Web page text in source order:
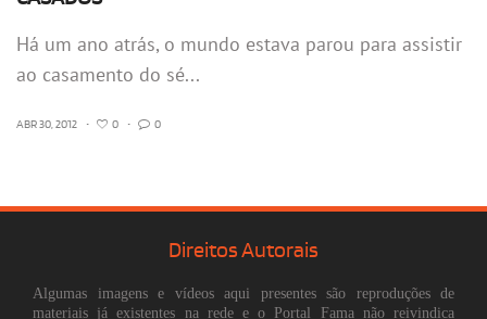
Há um ano atrás, o mundo estava parou para assistir
ao casamento do sé...
ABR 30, 2012 • 0 • 0
Direitos Autorais
Algumas imagens e vídeos aqui presentes são reproduções de
materiais já existentes na rede e o Portal Fama não reivindica